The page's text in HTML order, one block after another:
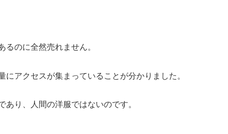
のに全然売れません。
にアクセスが集まっていることが分かりました。
あり、人間の洋服ではないのです。